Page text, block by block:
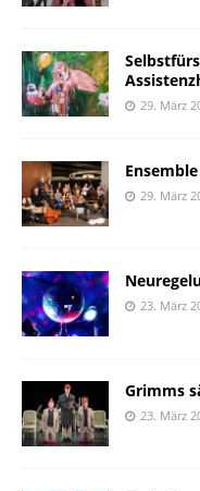
29. März
29. März
23. März
Grimms
23. März